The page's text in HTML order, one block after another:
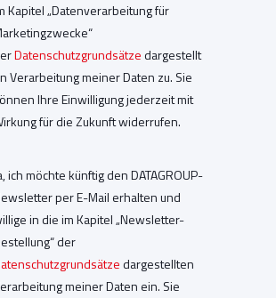
Kapitel „Datenverarbeitung für
Datenschutzgrundsätzedargestellt
Verarbeitung meiner Daten zu. Sie
Ihre Einwilligung jederzeit mit
für die Zukunft widerrufen.
ich möchte künftig den DATAGROUP-
per E-Mail erhalten und
in die im Kapitel „Newsletter-
der
dargestellten
meiner Daten ein. Sie